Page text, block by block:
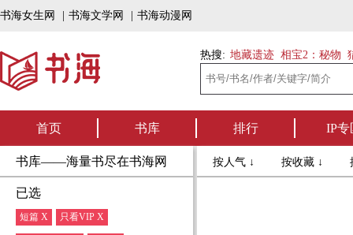
书海女生网 书海文学网 书海动漫网
热搜: 地藏遗迹 相宝2：秘物
首页 书库 排行 IP专
书库——海量书尽在书海网
已选
短篇 X 只看VIP X
按人气 ↓ 按收藏 ↓